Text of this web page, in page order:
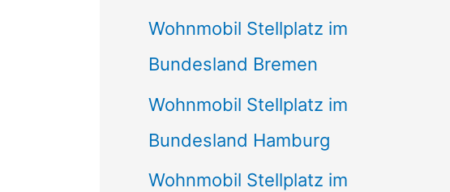
Wohnmobil Stellplatz im
Bundesland Bremen
Wohnmobil Stellplatz im
Bundesland Hamburg
Wohnmobil Stellplatz im